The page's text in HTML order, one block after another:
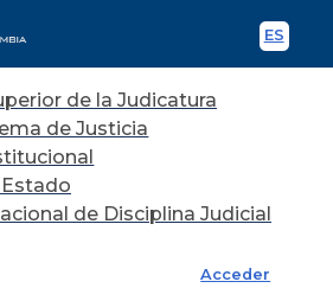
ES
Acceder